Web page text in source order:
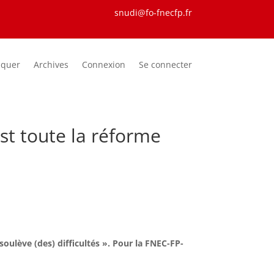
snudi@fo-fnecfp.fr
Archives Connexion Se connecter
toute la réforme
(des) difficultés ». Pour la FNEC-FP-